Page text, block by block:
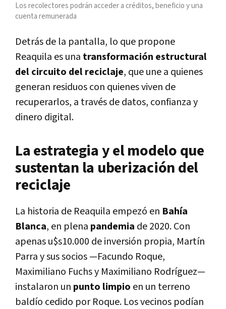
Los recolectores podrán acceder a créditos, beneficio y una
cuenta remunerada
Detrás de la pantalla, lo que propone
Reaquila es una transformación estructural
del circuito del reciclaje, que une a quienes
generan residuos con quienes viven de
recuperarlos, a través de datos, confianza y
dinero digital.
La estrategia y el modelo que
sustentan la uberización del
reciclaje
La historia de Reaquila empezó en Bahía
Blanca, en plena pandemia de 2020. Con
apenas u$s10.000 de inversión propia, Martín
Parra y sus socios —Facundo Roque,
Maximiliano Fuchs y Maximiliano Rodríguez—
instalaron un punto limpio en un terreno
baldío cedido por Roque. Los vecinos podían